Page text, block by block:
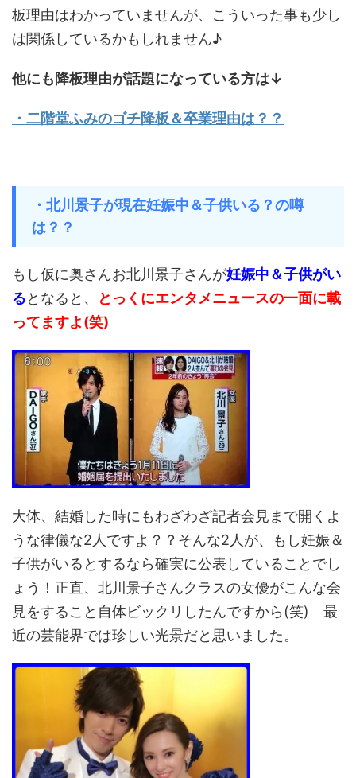
板理由はわかっていませんが、こういった事も少し
は関係しているかもしれません♪
他にも降板理由が話題になっている方は↓
・二階堂ふみのゴチ降板＆卒業理由は？？
・北川景子が現在妊娠中＆子供いる？の噂
は？？
もし仮に奥さんお北川景子さんが妊娠中＆子供がい
るとなると、
とっくにエンタメニュースの一面に載
ってますよ(笑)
大体、結婚した時にもわざわざ記者会見まで開くよ
うな律儀な2人ですよ？？そんな2人が、もし妊娠＆
子供がいるとするなら確実に公表していることでし
ょう！正直、北川景子さんクラスの女優がこんな会
見をすること自体ビックリしたんですから(笑) 最
近の芸能界では珍しい光景だと思いました。